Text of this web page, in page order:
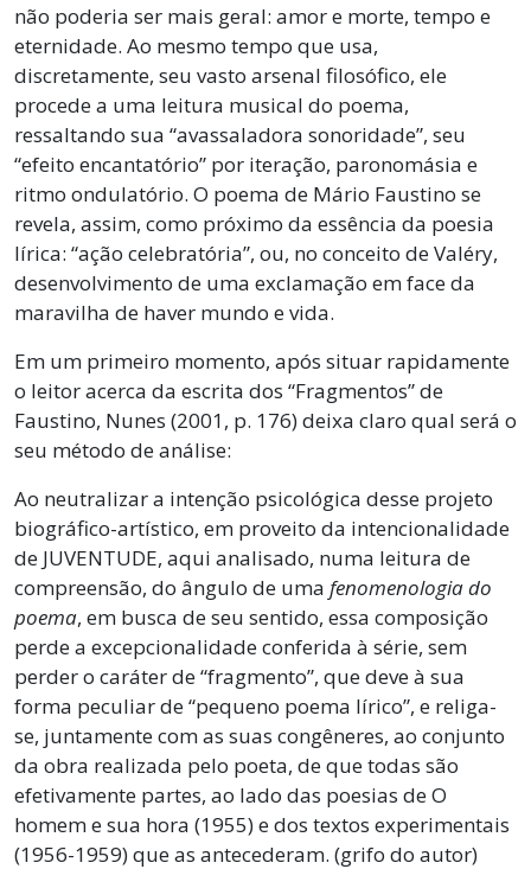
não poderia ser mais geral: amor e morte, tempo e
eternidade. Ao mesmo tempo que usa,
discretamente, seu vasto arsenal filosófico, ele
procede a uma leitura musical do poema,
ressaltando sua “avassaladora sonoridade”, seu
“efeito encantatório” por iteração, paronomásia e
ritmo ondulatório. O poema de Mário Faustino se
revela, assim, como próximo da essência da poesia
lírica: “ação celebratória”, ou, no conceito de Valéry,
desenvolvimento de uma exclamação em face da
maravilha de haver mundo e vida.
Em um primeiro momento, após situar rapidamente
o leitor acerca da escrita dos “Fragmentos” de
Faustino, Nunes (2001, p. 176) deixa claro qual será o
seu método de análise:
Ao neutralizar a intenção psicológica desse projeto
biográfico-artístico, em proveito da intencionalidade
de JUVENTUDE, aqui analisado, numa leitura de
compreensão, do ângulo de uma fenomenologia do
poema, em busca de seu sentido, essa composição
perde a excepcionalidade conferida à série, sem
perder o caráter de “fragmento”, que deve à sua
forma peculiar de “pequeno poema lírico”, e religa-
se, juntamente com as suas congêneres, ao conjunto
da obra realizada pelo poeta, de que todas são
efetivamente partes, ao lado das poesias de O
homem e sua hora (1955) e dos textos experimentais
(1956-1959) que as antecederam. (grifo do autor)